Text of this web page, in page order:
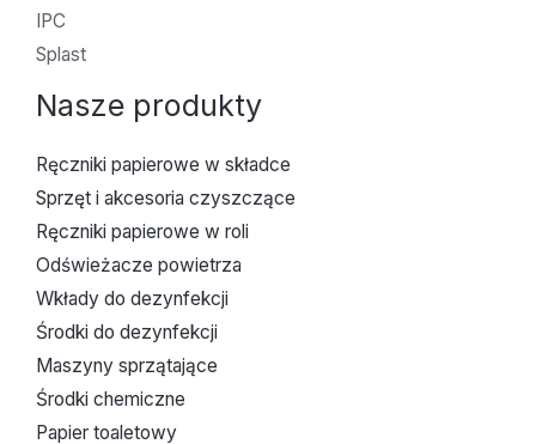
IPC
Splast
Nasze produkty
Ręczniki papierowe w składce
Sprzęt i akcesoria czyszczące
Ręczniki papierowe w roli
Odświeżacze powietrza
Wkłady do dezynfekcji
Środki do dezynfekcji
Maszyny sprzątające
Środki chemiczne
Papier toaletowy